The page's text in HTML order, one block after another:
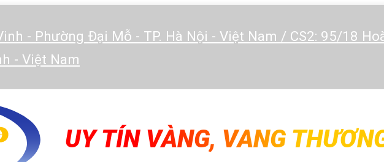
- Phường Đại Mỗ - TP. Hà Nội - Việt Nam / CS2: 95/18
- Việt Nam
UY TÍN VÀNG, VANG